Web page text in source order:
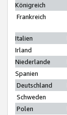
Königreich
Frankreich
Italien
Irland
Niederlande
Spanien
Deutschland
Schweden
Polen